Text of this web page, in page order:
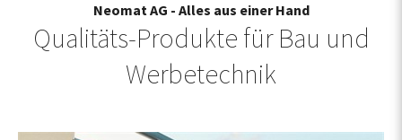
Neomat AG - Alles aus einer Hand
Qualitäts-Produkte für Bau und
Werbetechnik